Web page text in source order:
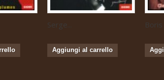
Serge...
Aggiungi al carrello
Boris